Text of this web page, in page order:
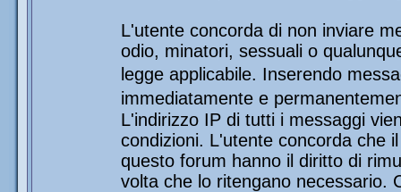
L'utente concorda di non inviare
odio, minatori, sessuali o
legge applicabile. Inserendo
immediatamente e
L'indirizzo IP di tutti i messaggi
condizioni. L'utente concorda che
questo forum hanno il diritto di
volta che lo ritengano necessario.